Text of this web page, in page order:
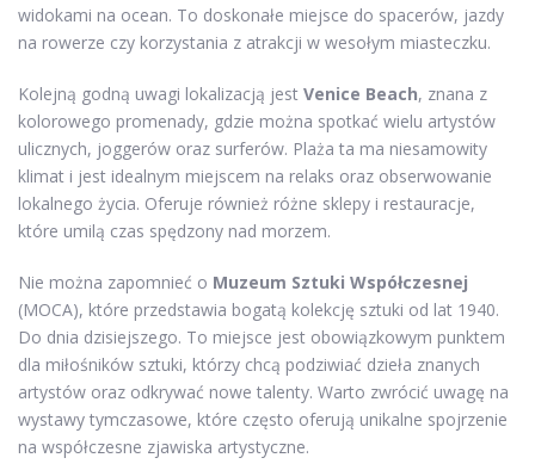
widokami na ocean. To doskonałe miejsce do spacerów, jazdy
na rowerze czy korzystania z atrakcji w wesołym miasteczku.
Kolejną godną uwagi lokalizacją jest Venice Beach, znana z
kolorowego promenady, gdzie można spotkać wielu artystów
ulicznych, joggerów oraz surferów. Plaża ta ma niesamowity
klimat i jest idealnym miejscem na relaks oraz obserwowanie
lokalnego życia. Oferuje również różne sklepy i restauracje,
które umilą czas spędzony nad morzem.
Nie można zapomnieć o Muzeum Sztuki Współczesnej
(MOCA), które przedstawia bogatą kolekcję sztuki od lat 1940.
Do dnia dzisiejszego. To miejsce jest obowiązkowym punktem
dla miłośników sztuki, którzy chcą podziwiać dzieła znanych
artystów oraz odkrywać nowe talenty. Warto zwrócić uwagę na
wystawy tymczasowe, które często oferują unikalne spojrzenie
na współczesne zjawiska artystyczne.